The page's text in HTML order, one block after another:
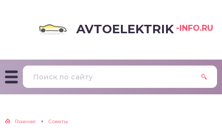
AVTOELEKTRIK -INFO.RU
Главная Советы